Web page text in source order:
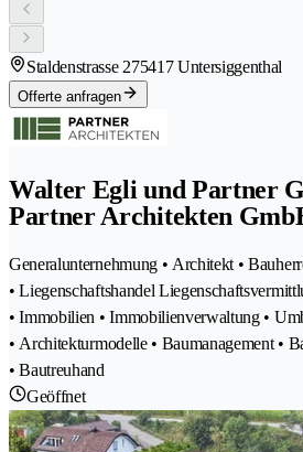
Staldenstrasse 275417 Untersiggenthal
Offerte anfragen
Walter Egli und Partner
Partner Architekten
Generalunternehmung • Architekt •
• Liegenschaftshandel
• Immobilien • Immobilienverwaltung •
• Architekturmodelle • Baumanagement •
• Bautreuhand
Geöffnet